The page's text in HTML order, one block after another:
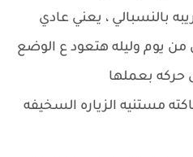
بالنسبالي ، يعني عادي
يوم وليله هتعود ع الوضع
حركه بعملها
مستنيه الزياره السخيفه